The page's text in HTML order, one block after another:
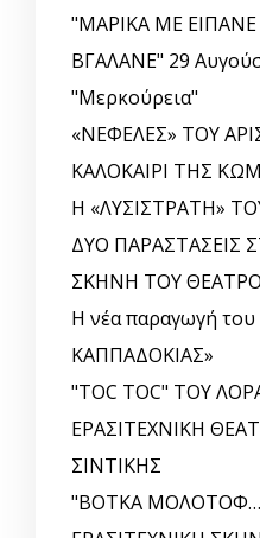
"ΜΑΡΙΚΑ ΜΕ
ΒΓΑΛΑΝΕ" 29
"Μερκούρεια"
«ΝΕΦΕΛΕΣ» ΤΟΥ
ΚΑΛΟΚΑΙΡΙ ΤΗΣ
Η «ΛΥΣΙΣΤΡΑΤΗ»
ΔΥΟ ΠΑΡΑΣΤΑΣΕΙΣ
ΣΚΗΝΗ ΤΟΥ
Η νέα παραγωγή
ΚΑΠΠΑΔΟΚΙΑΣ»
"TOC TOC" ΤΟΥ
ΕΡΑΣΙΤΕΧΝΙΚΗ
ΣΙΝΤΙΚΗΣ
"ΒΟΤΚΑ